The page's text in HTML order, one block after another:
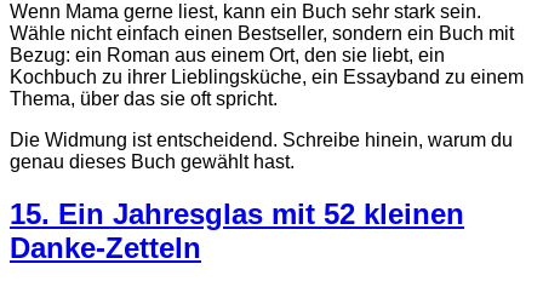
Wenn Mama gerne liest, kann ein Buch sehr stark sein.
Wähle nicht einfach einen Bestseller, sondern ein Buch mit
Bezug: ein Roman aus einem Ort, den sie liebt, ein
Kochbuch zu ihrer Lieblingsküche, ein Essayband zu einem
Thema, über das sie oft spricht.
Die Widmung ist entscheidend. Schreibe hinein, warum du
genau dieses Buch gewählt hast.
15. Ein Jahresglas mit 52 kleinen
Danke-Zetteln